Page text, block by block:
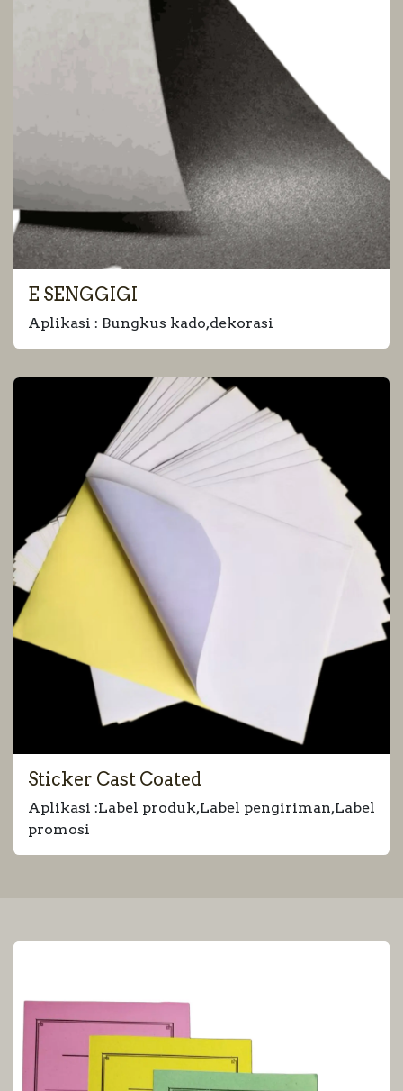
E SENGGIGI
Aplikasi : Bungkus kado,dekorasi
Sticker Cast Coated
Aplikasi :Label produk,Label pengiriman,Label
promosi